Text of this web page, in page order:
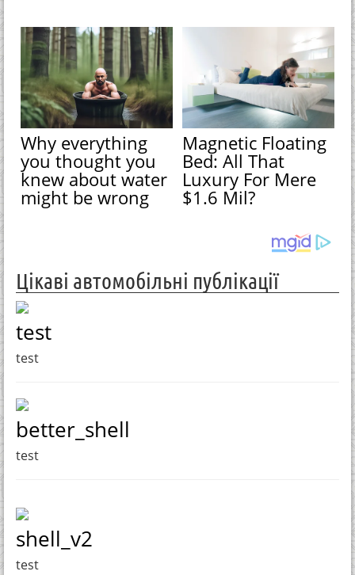
Why everything
you thought you
knew about water
might be wrong
Magnetic Floating
Bed: All That
Luxury For Mere
$1.6 Mil?
Цікаві автомобільні публікації
test
test
better_shell
test
shell_v2
test